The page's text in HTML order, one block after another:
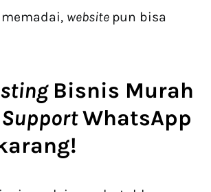
website pun bisa
Bisnis Murah
SupportWhatsApp